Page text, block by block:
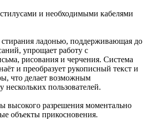
и необходимыми кабелями
ладонью, поддерживающая до
упрощает работу с
рисования и черчения. Система
и преобразует рукописный текст и
что делает возможным
пользователей.
высокого разрешения моментально
объекты прикосновения.